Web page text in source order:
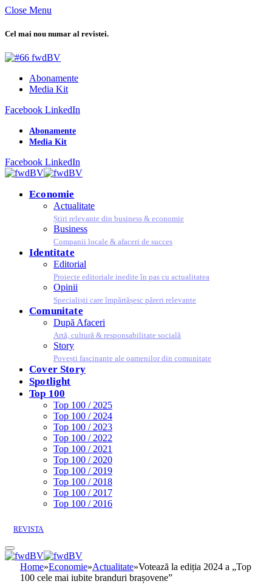
Close Menu
Cel mai nou numar al revistei.
Abonamente
Media Kit
Facebook LinkedIn
Abonamente
Media Kit
Facebook LinkedIn
Economie
Actualitate
Știri relevante din business & economie
Business
Companii locale & afaceri de succes
Identitate
Editorial
Proiecte editoriale inedite în pas cu actualitatea
Opinii
Specialiști care împărtășesc păreri relevante
Comunitate
După Afaceri
Artă, cultură & responsabilitate socială
Story
Povești fascinante ale oamenilor din comunitate
Cover Story
Spotlight
Top 100
Top 100 / 2025
Top 100 / 2024
Top 100 / 2023
Top 100 / 2022
Top 100 / 2021
Top 100 / 2020
Top 100 / 2019
Top 100 / 2018
Top 100 / 2017
Top 100 / 2016
REVISTA
Home»Economie»Actualitate»Votează la ediția 2024 a „Top
100 cele mai iubite branduri brașovene”